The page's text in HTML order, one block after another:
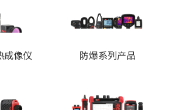
成像仪 防爆系列产品